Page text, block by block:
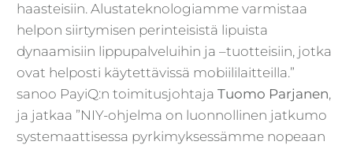
haasteisiin. Alustateknologiamme varmistaa
helpon siirtymisen perinteisistä lipuista
dynaamisiin lippupalveluihin ja –tuotteisiin, jotka
ovat helposti käytettävissä mobiililaitteilla.”
sanoo PayiQ:n toimitusjohtaja Tuomo Parjanen,
ja jatkaa ”NIY-ohjelma on luonnollinen jatkumo
systemaattisessa pyrkimyksessämme nopeaan